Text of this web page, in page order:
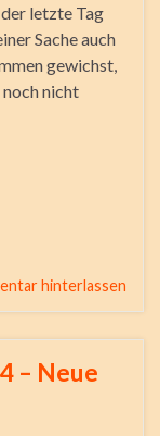
letzte Tag
Sache auch
gewichst,
noch nicht
hinterlassen
– Neue